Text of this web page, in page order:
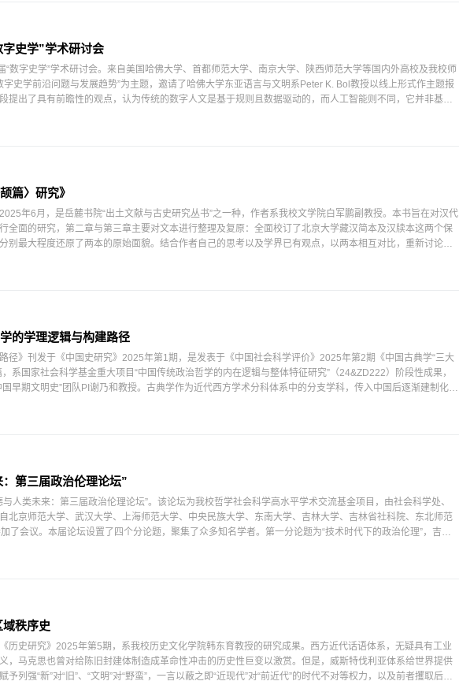
史学”学术研讨会
数字史学”学术研讨会。来自美国哈佛大学、首都师范大学、南京大学、陕西师范大学等国内外高校及我校师
字史学前沿问题与发展趋势”为主题，邀请了哈佛大学东亚语言与文明系Peter K. Bol教授以线上形式作主题报
提出了具有前瞻性的观点，认为传统的数字人文是基于规则且数据驱动的，而人工智能则不同，它并非基于
篇〉研究》
年6月，是岳麓书院“出土文献与古史研究丛书”之一种，作者系我校文学院白军鹏副教授。本书旨在对汉代
全面的研究，第二章与第三章主要对文本进行整理及复原：全面校订了北京大学藏汉简本及汉牍本这两个保
别最大程度还原了两本的原始面貌。结合作者自己的思考以及学界已有观点，以两本相互对比，重新讨论了
的学理逻辑与构建路径
径》刊发于《中国史研究》2025年第1期，是发表于《中国社会科学评价》2025年第2期《中国古典学“三大
系国家社会科学基金重大项目“中国传统政治哲学的内在逻辑与整体特征研究”（24&ZD222）阶段性成果，
早期文明史”团队PI谢乃和教授。古典学作为近代西方学术分科体系中的分支学科，传入中国后逐渐建制化和
第三届政治伦理论坛”
人类未来：第三届政治伦理论坛”。该论坛为我校哲学社会科学高水平学术交流基金项目，由社会科学处、
北京师范大学、武汉大学、上海师范大学、中央民族大学、东南大学、吉林大学、吉林省社科院、东北师范
了会议。本届论坛设置了四个分论题，聚集了众多知名学者。第一分论题为“技术时代下的政治伦理”，吉林
域秩序史
历史研究》2025年第5期，系我校历史文化学院韩东育教授的研究成果。西方近代话语体系，无疑具有工业
，马克思也曾对给陈旧封建体制造成革命性冲击的历史性巨变以激赏。但是，威斯特伐利亚体系给世界提供
列强“新”对“旧”、“文明”对“野蛮”，一言以蔽之即“近现代”对“前近代”的时代不对等权力，以及前者攫取后者